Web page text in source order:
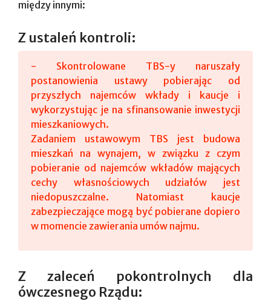
między innymi:
Z ustaleń kontroli:
- Skontrolowane TBS-y naruszały
postanowienia ustawy pobierając od
przyszłych najemców wkłady i kaucje i
wykorzystując je na sfinansowanie inwestycji
mieszkaniowych.
Zadaniem ustawowym TBS jest budowa
mieszkań na wynajem, w związku z czym
pobieranie od najemców wkładów mających
cechy własnościowych udziałów jest
niedopuszczalne. Natomiast kaucje
zabezpieczające mogą być pobierane dopiero
w momencie zawierania umów najmu.
Z zaleceń pokontrolnych dla
ówczesnego Rządu: